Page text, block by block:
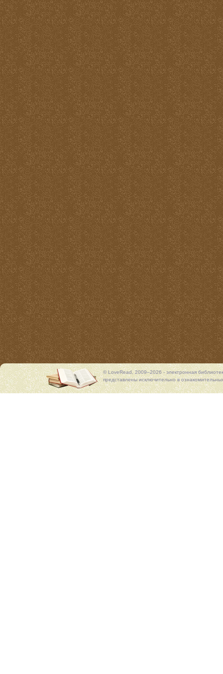
© LoveRead, 2009–2026 - электронная
представлены исключительно в